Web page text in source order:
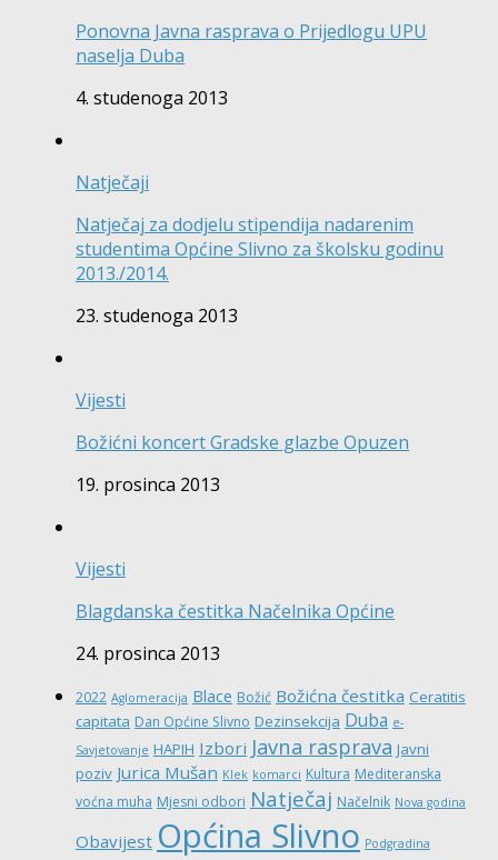
Ponovna Javna rasprava o Prijedlogu UPU
naselja Duba
4. studenoga 2013
Natječaji
Natječaj za dodjelu stipendija nadarenim
studentima Općine Slivno za školsku godinu
2013./2014.
23. studenoga 2013
Vijesti
Božićni koncert Gradske glazbe Opuzen
19. prosinca 2013
Vijesti
Blagdanska čestitka Načelnika Općine
24. prosinca 2013
2022 Aglomeracija Blace Božić Božićna čestitka Ceratitis
capitata Dan Općine Slivno Dezinsekcija Duba e-
Savjetovanje HAPIH Izbori Javna rasprava Javni
poziv Jurica Mušan Klek komarci Kultura Mediteranska
voćna muha Mjesni odbori Natječaj Načelnik Nova godina
Obavijest Općina Slivno Podgradina